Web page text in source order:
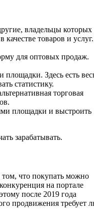
владельцы которых
товаров и услуг.
для оптовых продаж.
Здесь есть
статистику.
торговая
площадки и выстроить
зарабатывать.
том, что покупать можно
на портале
после 2019 года
продвижения требует